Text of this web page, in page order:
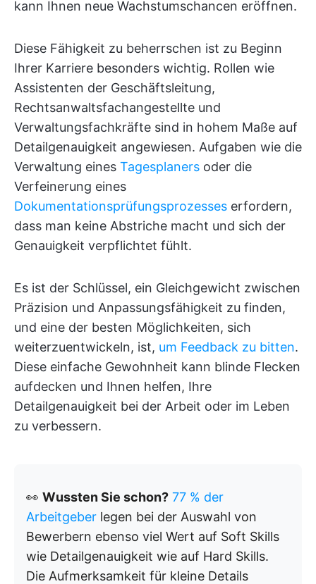
kann Ihnen neue Wachstumschancen eröffnen.
Diese Fähigkeit zu beherrschen ist zu Beginn
Ihrer Karriere besonders wichtig. Rollen wie
Assistenten der Geschäftsleitung,
Rechtsanwaltsfachangestellte und
Verwaltungsfachkräfte sind in hohem Maße auf
Detailgenauigkeit angewiesen. Aufgaben wie die
Verwaltung eines Tagesplaners oder die
Verfeinerung eines
Dokumentationsprüfungsprozesses erfordern,
dass man keine Abstriche macht und sich der
Genauigkeit verpflichtet fühlt.
Es ist der Schlüssel, ein Gleichgewicht zwischen
Präzision und Anpassungsfähigkeit zu finden,
und eine der besten Möglichkeiten, sich
weiterzuentwickeln, ist, um Feedback zu bitten.
Diese einfache Gewohnheit kann blinde Flecken
aufdecken und Ihnen helfen, Ihre
Detailgenauigkeit bei der Arbeit oder im Leben
zu verbessern.
👀 Wussten Sie schon? 77 % der
Arbeitgeber legen bei der Auswahl von
Bewerbern ebenso viel Wert auf Soft Skills
wie Detailgenauigkeit wie auf Hard Skills.
Die Aufmerksamkeit für kleine Details